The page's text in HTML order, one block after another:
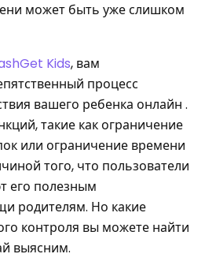
может быть уже слишком
Kids, вам
процесс
вашего ребенка онлайн .
такие как ограничение
или ограничение времени
того, что пользователи
его полезным
родителям. Но какие
контроля вы можете найти
выясним.